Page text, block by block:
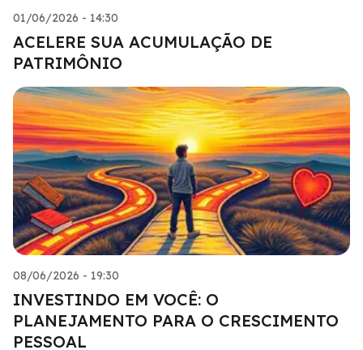
01/06/2026 - 14:30
ACELERE SUA ACUMULAÇÃO DE
PATRIMÔNIO
08/06/2026 - 19:30
INVESTINDO EM VOCÊ: O
PLANEJAMENTO PARA O CRESCIMENTO
PESSOAL